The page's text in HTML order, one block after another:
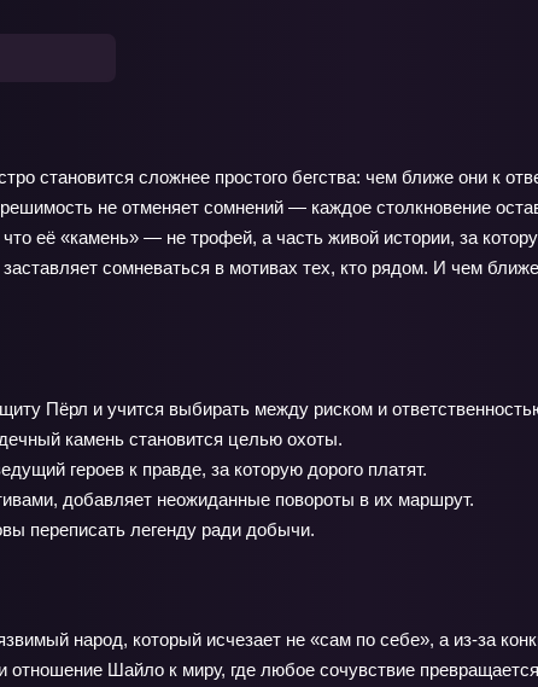
становится сложнее простого бегства: чем ближе они к
не отменяет сомнений — каждое столкновение
её «камень» — не трофей, а часть живой истории, за
сомневаться в мотивах тех, кто рядом. И чем
Пёрл и учится выбирать между риском и
камень становится целью охоты.
героев к правде, за которую дорого платят.
добавляет неожиданные повороты в их маршрут.
переписать легенду ради добычи.
народ, который исчезает не «сам по себе», а из‑за
отношение Шайло к миру, где любое сочувствие